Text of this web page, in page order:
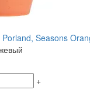
Porland, Seasons
+